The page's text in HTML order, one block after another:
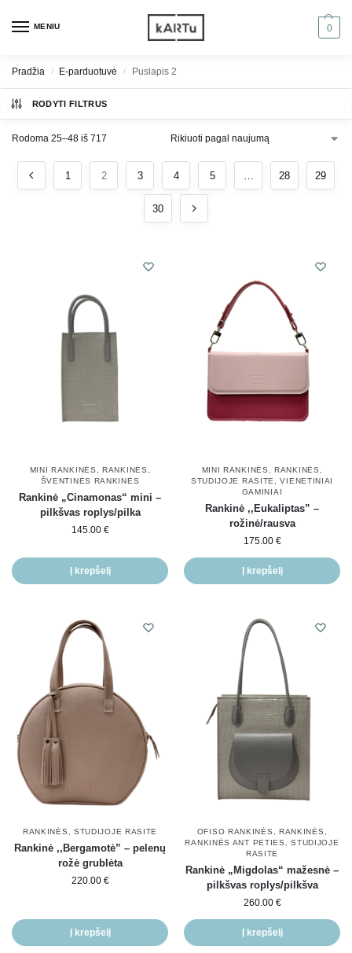
MENIU 0
Pradžia / E-parduotuvė / Puslapis 2
RODYTI FILTRUS
Rodoma 25–48 iš 717
1 2 3 4 5 … 28 29
30
MINI RANKINĖS ,RANKINĖS ,
ŠVENTINĖS RANKINĖS
Rankinė „Cinamonas“ mini –
pilkšvas roplys/pilka
145.00 €
Į krepšelį
MINI RANKINĖS ,RANKINĖS ,
STUDIJOJE RASITE,VIENETINIAI
GAMINIAI
Rankinė ,,Eukaliptas” –
rožinė/rausva
175.00 €
Į krepšelį
RANKINĖS STUDIJOJE RASITE
Rankinė ,,Bergamotė” – pelenų
rožė grublėta
220.00 €
Į krepšelį
OFISO RANKINĖS RANKINĖS
RANKINĖS ANT PETIES
,STUDIJOJE
RASITE
Rankinė „Migdolas“ mažesnė –
pilkšvas roplys/pilkšva
260.00 €
Į krepšelį